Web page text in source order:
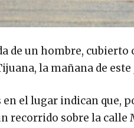
de un hombre,
la mañana de
en el lugar indican que,
recorrido sobre la